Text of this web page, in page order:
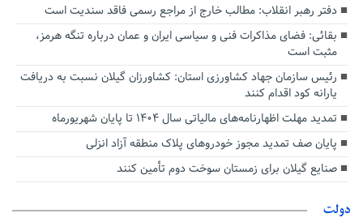
دفتر رهبر انقلاب: مطالب خارج از مراجع رسمی فاقد سندیت است
بقائی: فضای مذاکرات فنی و سیاسی ایران و عمان درباره تنگه هرمز،
مثبت است
رئیس سازمان جهاد کشاورزی استان: کشاورزان گیلان نسبت به دریافت
یارانه کود اقدام کنند
تمدید مهلت اظهارنامه‌های مالیاتی سال ۱۴۰۴ تا پایان شهریورماه
پایان صف تمدید مجوز خودروهای پلاک منطقه آزاد انزلی
صنایع گیلان برای زمستان سوخت دوم تأمین کنند
دولت